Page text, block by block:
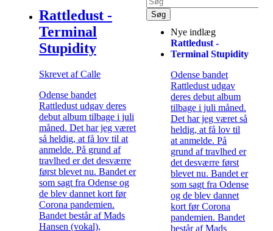
Rattledust -
Terminal
Stupidity
Skrevet af Calle
Odense bandet
Rattledust udgav deres
debut album tilbage i juli
måned. Det har jeg været
så heldig, at få lov til at
anmelde. På grund af
travlhed er det desværre
først blevet nu. Bandet er
som sagt fra Odense og
de blev dannet kort før
Corona pandemien.
Bandet består af Mads
Hansen (vokal),
Nye indlæg
Rattledust -
Terminal Stupidity
Odense bandet
Rattledust udgav
deres debut album
tilbage i juli måned.
Det har jeg været så
heldig, at få lov til
at anmelde. På
grund af travlhed er
det desværre først
blevet nu. Bandet er
som sagt fra Odense
og de blev dannet
kort før Corona
pandemien. Bandet
består af Mads